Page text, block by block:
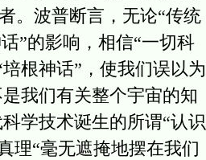
。波普断言，无论“传统
”的影响，相信“一切科
根神话”，使我们误以为
我们有关整个宇宙的知
学技术诞生的所谓“认识
理“毫无遮掩地摆在我们